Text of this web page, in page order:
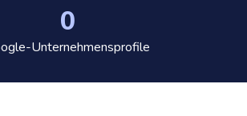
0
Unternehmensprofile